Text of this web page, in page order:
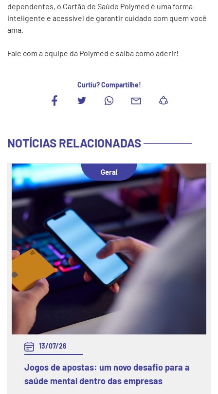
dependentes, o Cartão de Saúde Polymed é uma forma
inteligente e acessível de garantir cuidado com quem você
ama.
Fale com a equipe da Polymed e saiba como aderir!
Curtiu? Compartilhe!
NOTÍCIAS RELACIONADAS
Geral
13/07/26
Jogos de apostas: um novo desafio para a
saúde mental dentro das empresas